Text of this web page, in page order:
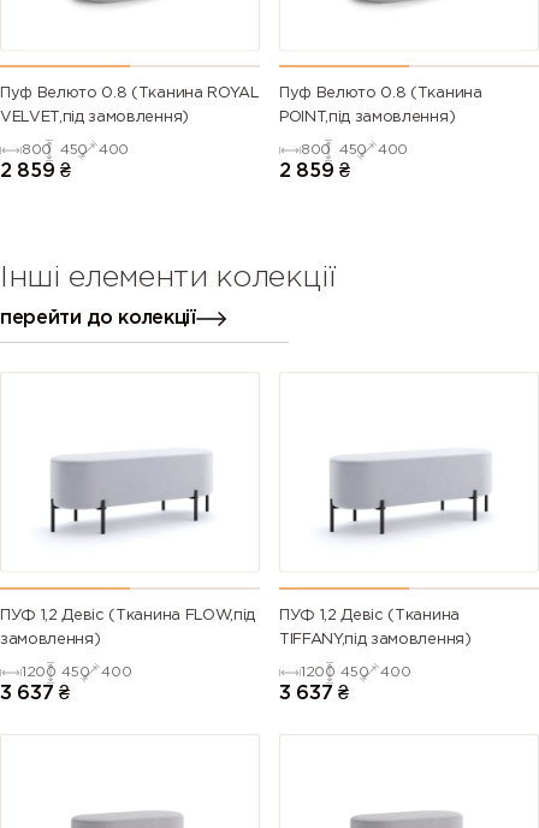
Пуф Велюто 0.8 (Тканина ROYAL
VELVET,під замовлення)
800 450 400
2 859 ₴
Пуф Велюто 0.8 (Тканина
POINT,під замовлення)
800 450 400
2 859 ₴
Інші елементи колекції
перейти до колекції
ПУФ 1,2 Девіс (Тканина FLOW,під
замовлення)
1200 450 400
3 637 ₴
ПУФ 1,2 Девіс (Тканина
TIFFANY,під замовлення)
1200 450 400
3 637 ₴